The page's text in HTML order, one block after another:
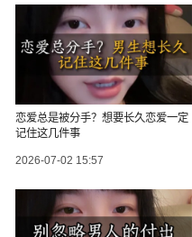
恋爱总是被分手？想要长久恋爱一定
记住这几件事
2026-07-02 15:57